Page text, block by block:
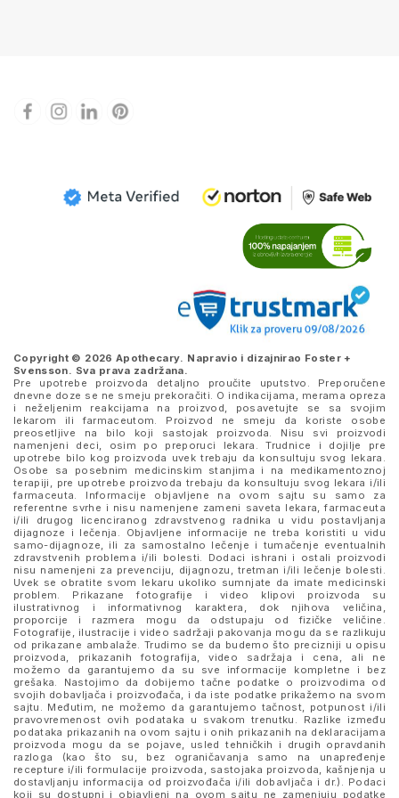
Copyright © 2026 Apothecary. Napravio i dizajnirao Foster +
Svensson. Sva prava zadržana.
Pre upotrebe proizvoda detaljno proučite uputstvo. Preporučene
dnevne doze se ne smeju prekoračiti. O indikacijama, merama opreza
i neželjenim reakcijama na proizvod, posavetujte se sa svojim
lekarom ili farmaceutom. Proizvod ne smeju da koriste osobe
preosetljive na bilo koji sastojak proizvoda. Nisu svi proizvodi
namenjeni deci, osim po preporuci lekara. Trudnice i dojilje pre
upotrebe bilo kog proizvoda uvek trebaju da konsultuju svog lekara.
Osobe sa posebnim medicinskim stanjima i na medikamentoznoj
terapiji, pre upotrebe proizvoda trebaju da konsultuju svog lekara i/ili
farmaceuta. Informacije objavljene na ovom sajtu su samo za
referentne svrhe i nisu namenjene zameni saveta lekara, farmaceuta
i/ili drugog licenciranog zdravstvenog radnika u vidu postavljanja
dijagnoze i lečenja. Objavljene informacije ne treba koristiti u vidu
samo-dijagnoze, ili za samostalno lečenje i tumačenje eventualnih
zdravstvenih problema i/ili bolesti. Dodaci ishrani i ostali proizvodi
nisu namenjeni za prevenciju, dijagnozu, tretman i/ili lečenje bolesti.
Uvek se obratite svom lekaru ukoliko sumnjate da imate medicinski
problem. Prikazane fotografije i video klipovi proizvoda su
ilustrativnog i informativnog karaktera, dok njihova veličina,
proporcije i razmera mogu da odstupaju od fizičke veličine.
Fotografije, ilustracije i video sadržaji pakovanja mogu da se razlikuju
od prikazane ambalaže. Trudimo se da budemo što precizniji u opisu
proizvoda, prikazanih fotografija, video sadržaja i cena, ali ne
možemo da garantujemo da su sve informacije kompletne i bez
grešaka. Nastojimo da dobijemo tačne podatke o proizvodima od
svojih dobavljača i proizvođača, i da iste podatke prikažemo na svom
sajtu. Međutim, ne možemo da garantujemo tačnost, potpunost i/ili
pravovremenost ovih podataka u svakom trenutku. Razlike između
podataka prikazanih na ovom sajtu i onih prikazanih na deklaracijama
proizvoda mogu da se pojave, usled tehničkih i drugih opravdanih
razloga (kao što su, bez ograničavanja samo na unapređenje
recepture i/ili formulacije proizvoda, sastojaka proizvoda, kašnjenja u
dostavljanju informacija od proizvođača i/ili dobavljača i dr.). Podaci
koji su dostupni i objavljeni na ovom sajtu ne zamenjuju podatke